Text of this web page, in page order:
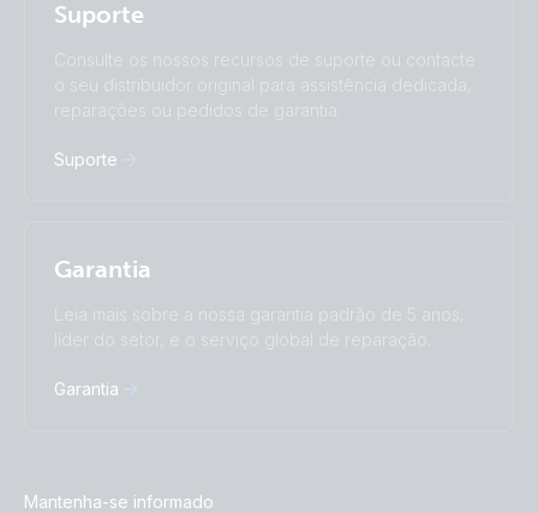
Türkçe
中國人
Suporte
Consulte os nossos recursos de suporte ou contacte
o seu distribuidor original para assistência dedicada,
reparações ou pedidos de garantia.
Suporte
Garantia
Leia mais sobre a nossa garantia padrão de 5 anos,
líder do setor, e o serviço global de reparação.
Garantia
Mantenha-se informado